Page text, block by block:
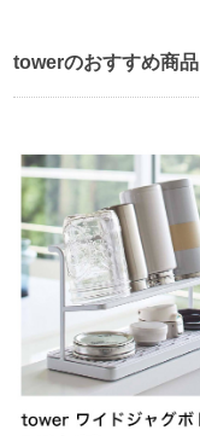
towerのおすすめ商品